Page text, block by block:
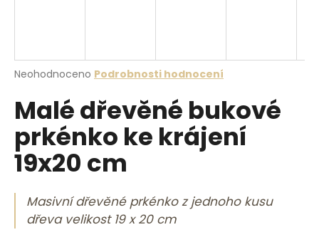
Průměrné hodnocení produktu je 0,0 z 5 hvězdiček.
Neohodnoceno Podrobnosti hodnocení
Malé dřevěné bukové
prkénko ke krájení
19x20 cm
Masivní dřevěné prkénko z jednoho kusu
dřeva velikost 19 x 20 cm
í
t
D